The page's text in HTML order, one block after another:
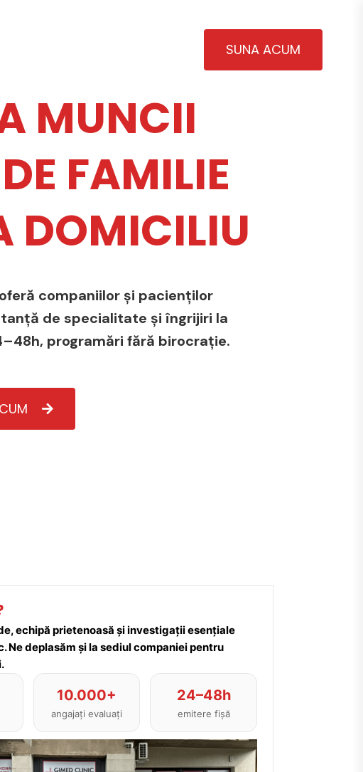
SUNA ACUM
MUNCII
FAMILIE
DOMICILIU
companiilor și pacienților
de specialitate și îngrijiri la
programări fără birocrație.
echipă prietenoasă și investigații esențiale
Ne deplasăm și la sediul companiei pentru
10.000+
angajați evaluați
24–48h
emitere fișă